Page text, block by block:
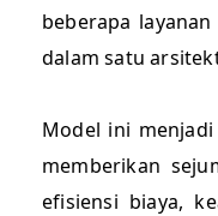
beberapa
dalam satu
Model ini
memberikan
efisiensi biaya,